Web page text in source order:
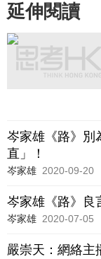
延伸閱讀
岑家雄《路》別
直」！
岑家雄 2020-09-20
岑家雄《路》良
岑家雄 2020-07-05
嚴崇天：網絡主